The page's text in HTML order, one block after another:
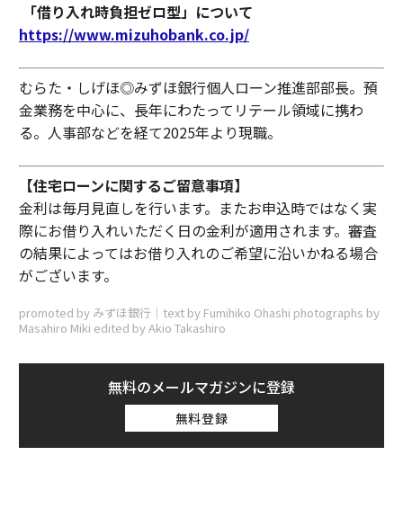
「借り入れ時負担ゼロ型」について
https://www.mizuhobank.co.jp/
むらた・しげほ◎みずほ銀行個人ローン推進部部長。預
金業務を中心に、長年にわたってリテール領域に携わ
る。人事部などを経て2025年より現職。
【住宅ローンに関するご留意事項】
金利は毎月見直しを行います。またお申込時ではなく実
際にお借り入れいただく日の金利が適用されます。審査
の結果によってはお借り入れのご希望に沿いかねる場合
がございます。
promoted by みずほ銀行｜text by Fumihiko Ohashi photographs by
Masahiro Miki edited by Akio Takashiro
無料のメールマガジンに登録
無料登録